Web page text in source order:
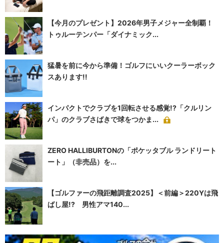
【今月のプレゼント】2026年男子メジャー全制覇！
トゥルーテンパー「ダイナミック...
猛暑を前に今から準備！ゴルフにいいクーラーボック
スあります!!
インパクトでクラブを1回転させる感覚!?「クルリン
パ」のクラブさばきで球をつかま...
ZERO HALLIBURTONの「ポケッタブル ランドリート
ート」（非売品）を...
【ゴルファーの飛距離調査2025】＜前編＞220Yは飛
ばし屋!? 男性アマ140...